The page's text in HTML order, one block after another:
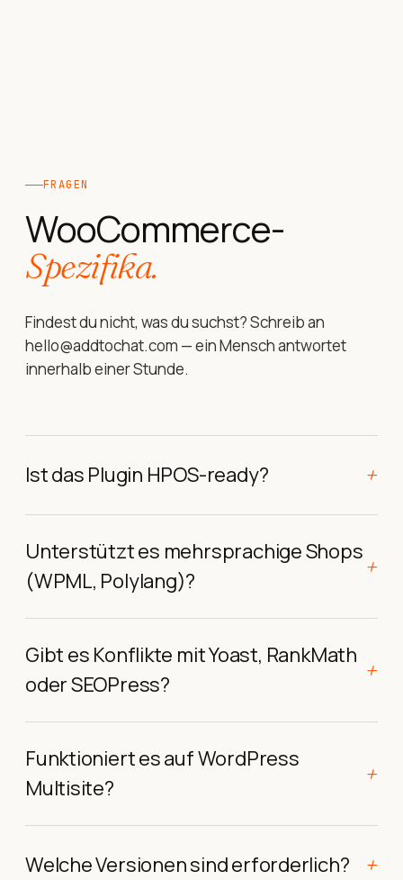
FRAGEN
WooCommerce-
Spezifika.
Findest du nicht, was du suchst? Schreib an
hello@addtochat.com — ein Mensch antwortet
innerhalb einer Stunde.
Ist das Plugin HPOS-ready? +
Unterstützt es mehrsprachige Shops
(WPML, Polylang)?
+
Gibt es Konflikte mit Yoast, RankMath
oder SEOPress?
+
Funktioniert es auf WordPress
Multisite?
+
Welche Versionen sind erforderlich? +